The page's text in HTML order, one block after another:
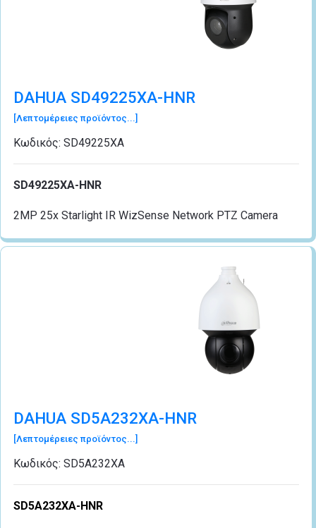
DAHUA SD49225XA-HNR
[Λεπτομέρειες προϊόντος...]
Κωδικός: SD49225XA
SD49225XA-HNR
2MP 25x Starlight IR WizSense Network PTZ Camera
DAHUA SD5A232XA-HNR
[Λεπτομέρειες προϊόντος...]
Κωδικός: SD5A232XA
SD5A232XA-HNR